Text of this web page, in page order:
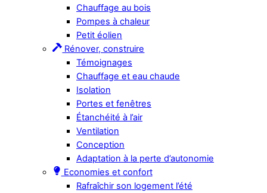
Chauffage au bois
Pompes à chaleur
Petit éolien
Rénover, construire
Témoignages
Chauffage et eau chaude
Isolation
Portes et fenêtres
Étanchéité à l’air
Ventilation
Conception
Adaptation à la perte d’autonomie
Economies et confort
Rafraîchir son logement l’été